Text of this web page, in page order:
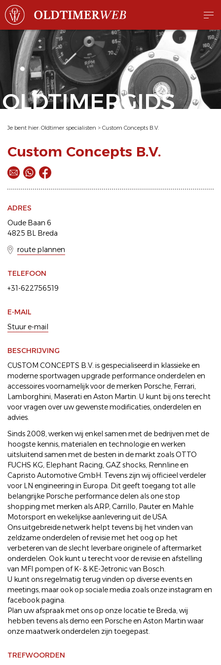
OLDTIMERGIDS
Je bent hier: Oldtimer specialisten > Custom Concepts B.V.
Custom Concepts B.V.
ADRES
Oude Baan 6
4825 BL Breda
route plannen
TELEFOON
+31-622756519
E-MAIL
Stuur e-mail
BESCHRIJVING
CUSTOM CONCEPTS B.V. is gespecialiseerd in klassieke en
moderne sportwagen upgrade performance onderdelen en
accessoires voornamelijk voor de merken Porsche, Ferrari,
Lamborghini, Maserati en Aston Martin. U kunt bij ons terecht
voor vragen over uw gewenste modificaties, onderdelen en
advies.
Sinds 2008, werken wij enkel samen met de bedrijven met de
hoogste kennis, materialen en technologie en werken
uitsluitend samen met de besten in de markt zoals OTTO
FUCHS KG, Elephant Racing, GAZ shocks, Rennline en
Capristo Automotive GmbH. Tevens zijn wij officieel verdeler
voor LN engineering in Europa. Dit geeft toegang tot alle
belangrijke Porsche performance delen als one stop
shopping met merken als ARP, Carrillo, Pauter en Mahle
Motorsport en wekelijkse aanlevering uit de USA.
Ons uitgebreide netwerk helpt tevens bij het vinden van
zeldzame onderdelen of revisie met het oog op het
verbeteren van de slecht leverbare originele of aftermarket
onderdelen. Ook kunt u terecht voor de revisie en afstelling
van MFI pompen of K- & KE-Jetronic van Bosch.
U kunt ons regelmatig terug vinden op diverse events en
meetings, maar ook op sociale media zoals onze instagram en
facebook pagina.
Plan uw afspraak met ons op onze locatie te Breda, wij
hebben tevens als demo een Porsche en Aston Martin waar
onze maatwerk onderdelen zijn toegepast.
TREFWOORDEN